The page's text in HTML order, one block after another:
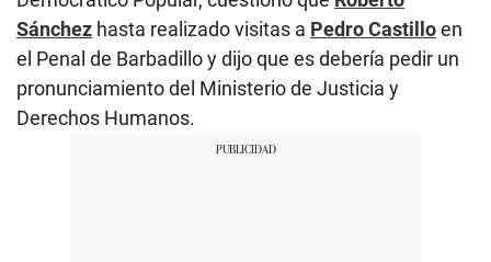
Sánchez hasta realizado visitas a Pedro Castilloen
el Penal de Barbadillo y dijo que es debería pedir un
pronunciamiento del Ministerio de Justicia y
Derechos Humanos.